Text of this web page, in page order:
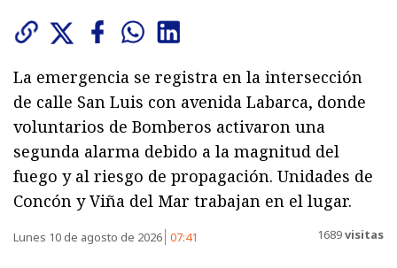
La emergencia se registra en la intersección
de calle San Luis con avenida Labarca, donde
voluntarios de Bomberos activaron una
segunda alarma debido a la magnitud del
fuego y al riesgo de propagación. Unidades de
Concón y Viña del Mar trabajan en el lugar.
Lunes 10 de agosto de 2026 07:41 1689visitas